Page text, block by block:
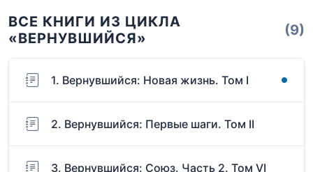
ВСЕ КНИГИ ИЗ ЦИКЛА
«ВЕРНУВШИЙСЯ»
(9)
1. Вернувшийся: Новая жизнь. Том I
2. Вернувшийся: Первые шаги. Том II
3. Вернувшийся: Союз. Часть 2. Том VI